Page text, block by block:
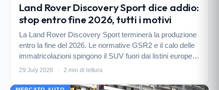
Land Rover Discovery Sport dice addio:
stop entro fine 2026, tutti i motivi
La Land Rover Discovery Sport terminerà la produzione
entro la fine del 2026. Le normative GSR2 e il calo delle
immatricolazioni spingono il SUV fuori dai listini europei,
mentre nel Regno Unito resiste ancora.
29 July 2026 · 2 min di lettura